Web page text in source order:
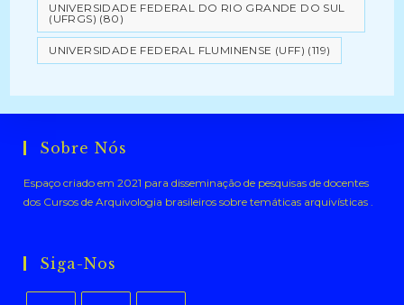
UNIVERSIDADE FEDERAL DO RIO GRANDE DO SUL
(UFRGS) (80)
UNIVERSIDADE FEDERAL FLUMINENSE (UFF) (119)
Sobre Nós
Espaço criado em 2021 para disseminação de pesquisas de docentes
dos Cursos de Arquivologia brasileiros sobre temáticas arquivísticas .
Siga-Nos